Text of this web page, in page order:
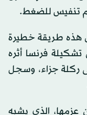
تنفيس للضغط.
هذه طريقة خطيرة
فرنسا أثره
ركلة جزاء، وسجل
عزمها، الذي يشبه